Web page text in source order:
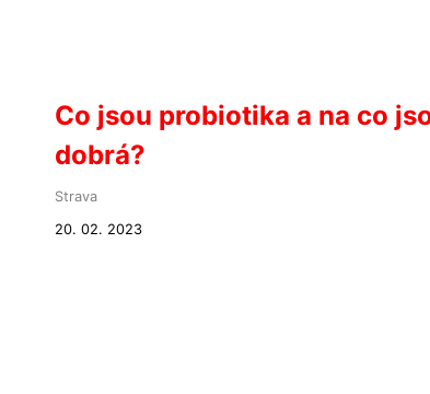
Co jsou probiotika a na co
dobrá?
Strava
20. 02. 2023